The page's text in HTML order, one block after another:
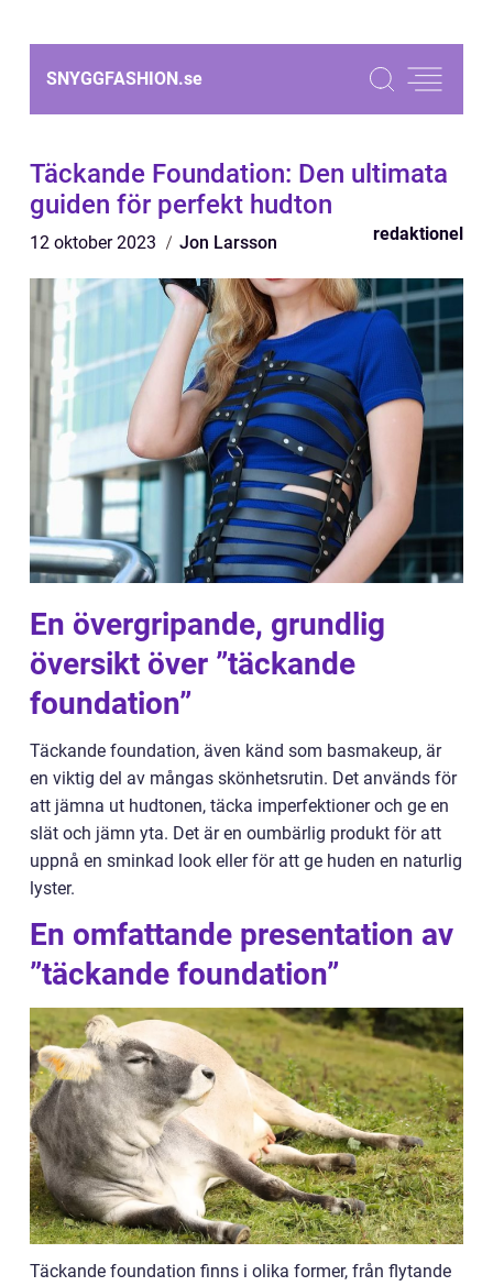
SNYGGFASHION.se
Täckande Foundation: Den ultimata
guiden för perfekt hudton
12 oktober 2023 Jon Larsson redaktionel
En övergripande, grundlig
översikt över ”täckande
foundation”
Täckande foundation, även känd som basmakeup, är
en viktig del av mångas skönhetsrutin. Det används för
att jämna ut hudtonen, täcka imperfektioner och ge en
slät och jämn yta. Det är en oumbärlig produkt för att
uppnå en sminkad look eller för att ge huden en naturlig
lyster.
En omfattande presentation av
”täckande foundation”
Täckande foundation finns i olika former, från flytande